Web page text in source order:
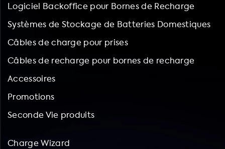
Logiciel Backoffice pour Bornes de Recharge
Systèmes de Stockage de Batteries Domestiques
Câbles de charge pour prises
Câbles de recharge pour bornes de recharge
Accessoires
Promotions
Seconde Vie produits
Charge Wizard